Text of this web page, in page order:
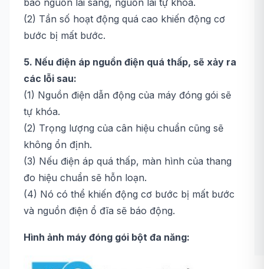
báo nguồn lái sáng, nguồn lái tự khóa.
(2) Tần số hoạt động quá cao khiến động cơ
bước bị mất bước.
5. Nếu điện áp nguồn điện quá thấp, sẽ xảy ra
các lỗi sau:
(1) Nguồn điện dẫn động của máy đóng gói sẽ
tự khóa.
(2) Trọng lượng của cân hiệu chuẩn cũng sẽ
không ổn định.
(3) Nếu điện áp quá thấp, màn hình của thang
đo hiệu chuẩn sẽ hỗn loạn.
(4) Nó có thể khiến động cơ bước bị mất bước
và nguồn điện ổ đĩa sẽ báo động.
Hình ảnh máy đóng gói bột đa năng: